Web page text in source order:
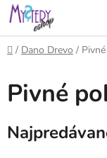
Prejsť
na
obsah
Domov
/ Dano Drevo /
Pivné